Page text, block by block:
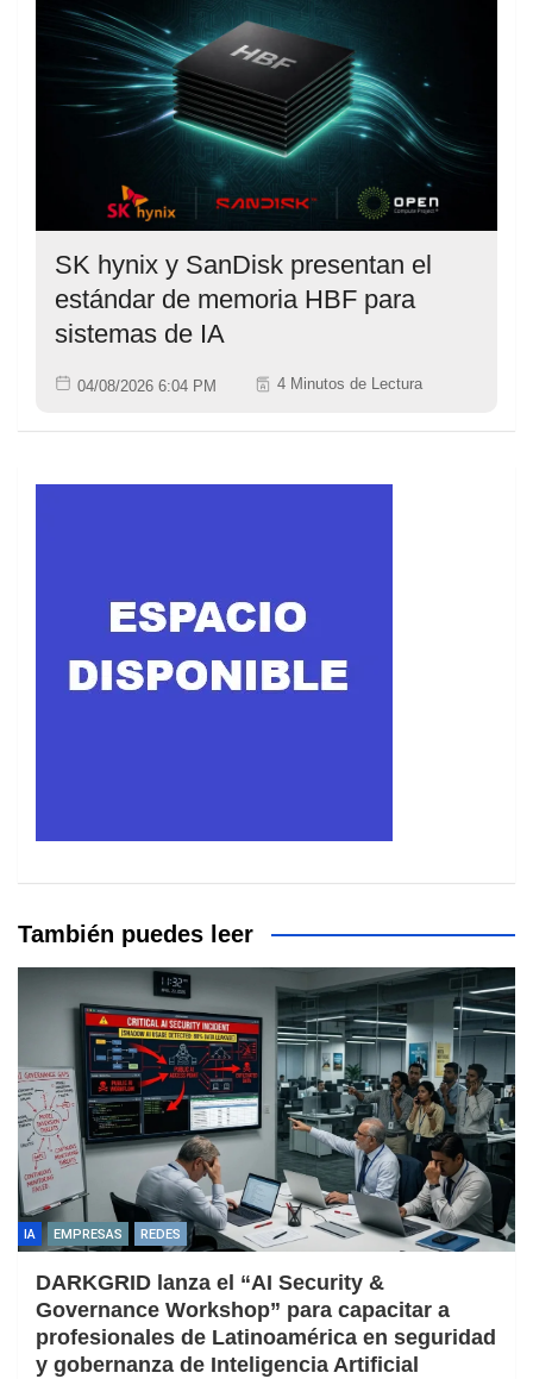
SK hynix y SanDisk presentan el
estándar de memoria HBF para
sistemas de IA
04/08/2026 6:04 PM 4 Minutos de Lectura
También puedes leer
IA EMPRESAS REDES
DARKGRID lanza el “AI Security &
Governance Workshop” para capacitar a
profesionales de Latinoamérica en seguridad
y gobernanza de Inteligencia Artificial